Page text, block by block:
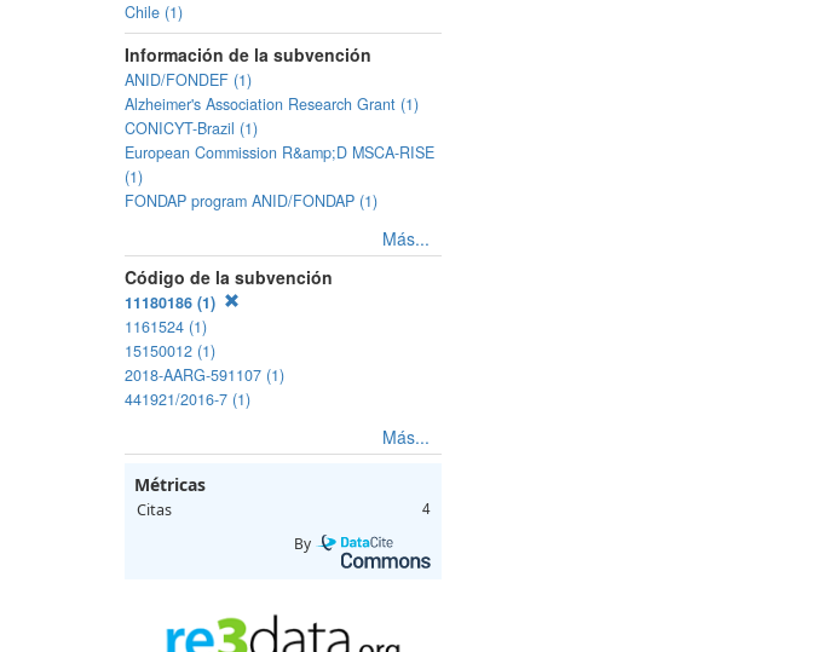
Chile (1)
Información de la subvención
ANID/FONDEF (1)
Alzheimer's Association Research Grant (1)
CONICYT-Brazil (1)
European Commission R&amp;D MSCA-RISE
(1)
FONDAP program ANID/FONDAP (1)
Más...
Código de la subvención
11180186 (1)
1161524 (1)
15150012 (1)
2018-AARG-591107 (1)
441921/2016-7 (1)
Más...
Métricas
Citas 4
By